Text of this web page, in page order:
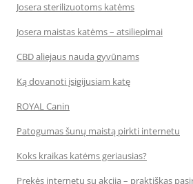
Josera sterilizuotoms katėms
Josera maistas katėms – atsiliepimai
CBD aliejaus nauda gyvūnams
Ką dovanoti įsigijusiam katę
ROYAL Canin
Patogumas šunų maistą pirkti internetu
Koks kraikas katėms geriausias?
Prekės internetu su akcija – praktiškas